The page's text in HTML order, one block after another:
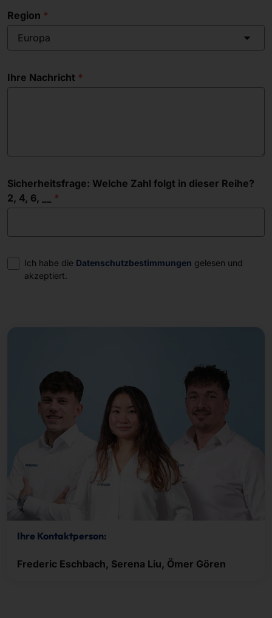
Region
Europa
Ihre Nachricht
Sicherheitsfrage: Welche Zahl folgt in dieser Reihe?
2, 4, 6, __
Einwilligung
Ich habe die Datenschutzbestimmungen gelesen und
akzeptiert.
Ihre Kontaktperson:
Frederic Eschbach, Serena Liu, Ömer Gören